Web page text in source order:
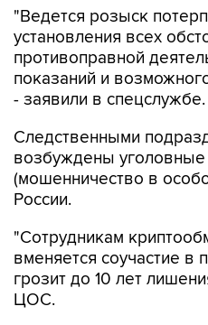
"Ведется розыск
установления всех
противоправной
показаний и
- заявили в спецслужбе.
Следственными
возбуждены уголовные
(мошенничество в
России.
"Сотрудникам
вменяется соучастие в
грозит до 10 лет
ЦОС.